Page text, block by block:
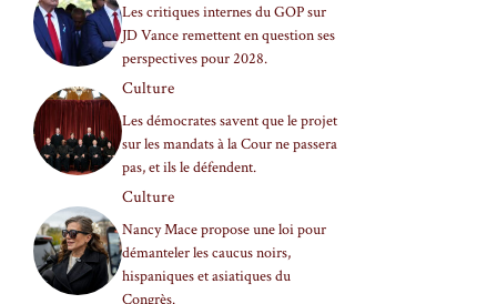
Les critiques internes du GOP sur
JD Vance remettent en question ses
perspectives pour 2028.
Culture
Les démocrates savent que le projet
sur les mandats à la Cour ne passera
pas, et ils le défendent.
Culture
Nancy Mace propose une loi pour
démanteler les caucus noirs,
hispaniques et asiatiques du
Congrès.